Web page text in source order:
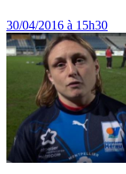
30/04/2016 à 15h30